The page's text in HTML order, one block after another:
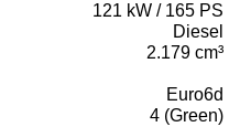
121 kW / 165 PS
Diesel
2.179 cm³
Euro6d
4 (Green)